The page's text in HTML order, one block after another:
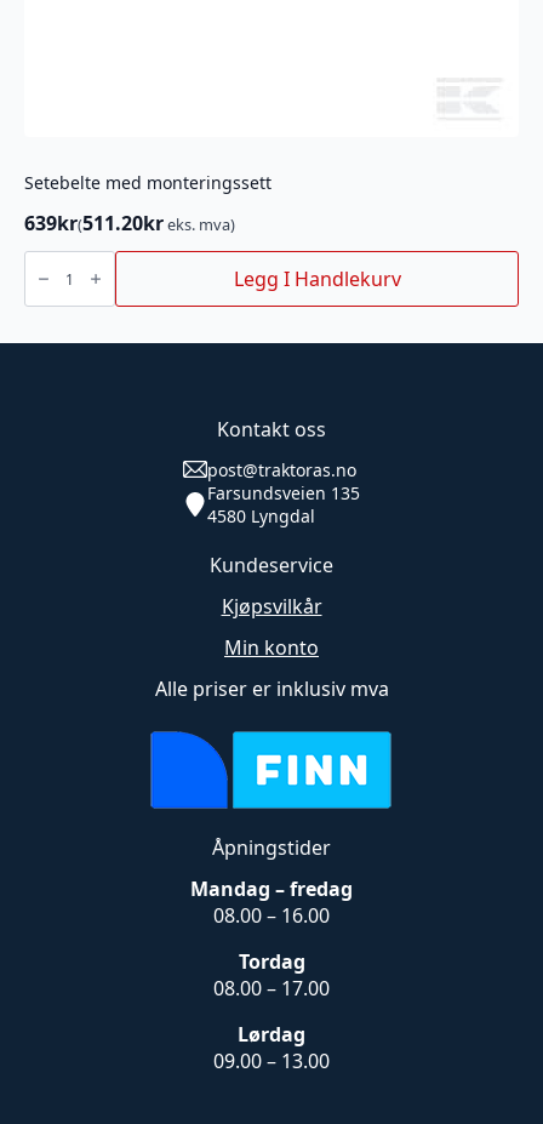
Setebelte med monteringssett
639kr(511.20kreks. mva)
Setebelte
monteringssett
antall
Legg I Handlekurv
Kontakt oss
post@traktoras.no
Farsundsveien 135
4580 Lyngdal
Kundeservice
Kjøpsvilkår
Min konto
Alle priser er inklusiv mva
Åpningstider
Mandag – fredag
08.00 – 16.00
Tordag
08.00 – 17.00
Lørdag
09.00 – 13.00